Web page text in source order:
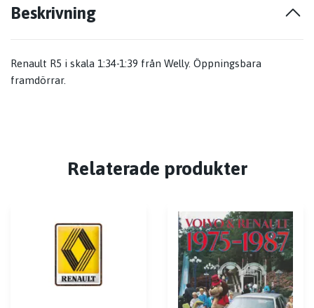
Beskrivning
Renault R5 i skala 1:34-1:39 från Welly. Öppningsbara
framdörrar.
Relaterade produkter